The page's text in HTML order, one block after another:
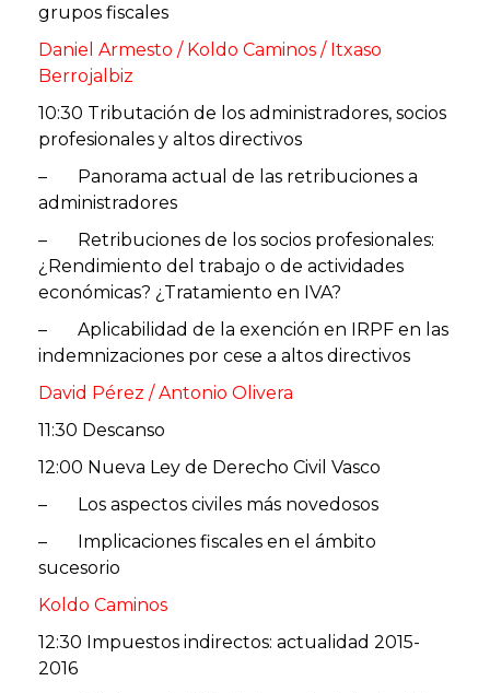
grupos fiscales
Daniel Armesto / Koldo Caminos / Itxaso
Berrojalbiz
10:30 Tributación de los administradores, socios
profesionales y altos directivos
– Panorama actual de las retribuciones a
administradores
– Retribuciones de los socios profesionales:
¿Rendimiento del trabajo o de actividades
económicas? ¿Tratamiento en IVA?
– Aplicabilidad de la exención en IRPF en las
indemnizaciones por cese a altos directivos
David Pérez / Antonio Olivera
11:30 Descanso
12:00 Nueva Ley de Derecho Civil Vasco
– Los aspectos civiles más novedosos
– Implicaciones fiscales en el ámbito
sucesorio
Koldo Caminos
12:30 Impuestos indirectos: actualidad 2015-
2016